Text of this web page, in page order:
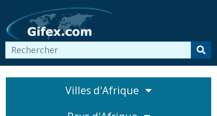
Villes d'Afrique